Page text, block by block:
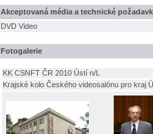
Akceptovaná média a technické
DVD Video
Fotogalerie
KK CSNFT ČR 2010 Ústí n/L
Krajské kolo Českého videosalónu pro kraj